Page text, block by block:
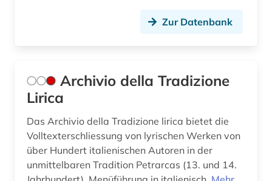
geschichte 1827-1923 (1)
geschichte 1850-1900 (2)
geschichte 1933-1945 (1)
geschichte 1945- (1)
geschichte <1801-1900> (1)
Zur Datenbank
Archivio della Tradizione
Lirica
Das Archivio della Tradizione lirica bietet die
Volltexterschliessung von lyrischen Werken von
über Hundert italienischen Autoren in der
unmittelbaren Tradition Petrarcas (13. und 14.